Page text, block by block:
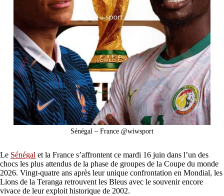
Sénégal – France @wiwsport
Le Sénégal et la France s’affrontent ce mardi 16 juin dans l’un des
chocs les plus attendus de la phase de groupes de la Coupe du monde
2026. Vingt-quatre ans après leur unique confrontation en Mondial, les
Lions de la Teranga retrouvent les Bleus avec le souvenir encore
vivace de leur exploit historique de 2002.